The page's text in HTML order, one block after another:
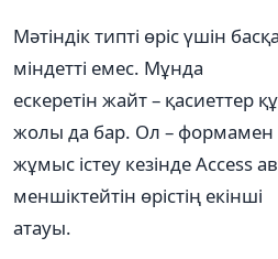
Мәтіндік типті өріс үшін
міндетті емес. Мұнда
ескеретін жайт – қасиеттер
жолы да бар. Ол – формамен
жұмыс істеу кезінде Access
меншіктейтін өрістің екінші
атауы.